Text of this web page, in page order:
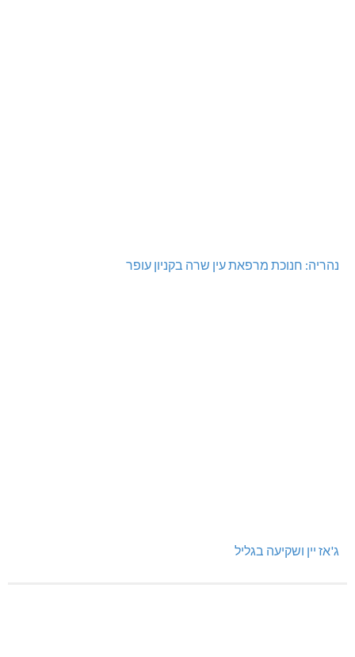
נהריה: חנוכת מרפאת עין שרה בקניון עופר
ג'אז יין ושקיעה בגליל